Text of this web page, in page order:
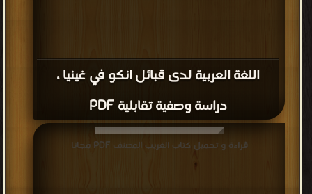
اللغة العربية لدى قبائل انكو في غينيا ،
دراسة وصفية تقابلية PDF
قراءة و تحميل كتاب الغريب المصنف PDF مجانا